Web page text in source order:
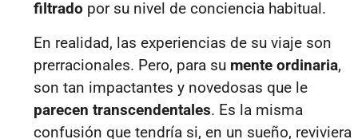
filtrado por su nivel de conciencia habitual.
En realidad, las experiencias de su viaje son
prerracionales. Pero, para su mente ordinaria,
son tan impactantes y novedosas que le
parecen transcendentales. Es la misma
confusión que tendría si, en un sueño, reviviera